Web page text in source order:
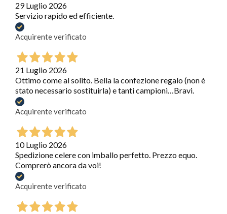
29 Luglio 2026
Servizio rapido ed efficiente.
Acquirente verificato
21 Luglio 2026
Ottimo come al solito. Bella la confezione regalo (non è
stato necessario sostituirla) e tanti campioni…Bravi.
Acquirente verificato
10 Luglio 2026
Spedizione celere con imballo perfetto. Prezzo equo.
Comprerò ancora da voi!
Acquirente verificato